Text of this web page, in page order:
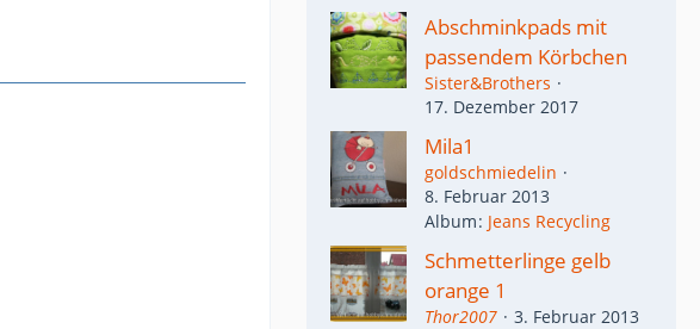
Abschminkpads mit
passendem Körbchen
Sister&Brothers
17. Dezember 2017
Mila1
goldschmiedelin
8. Februar 2013
Album Jeans Recycling
Schmetterlinge gelb
orange 1
Thor2007
3. Februar 2013